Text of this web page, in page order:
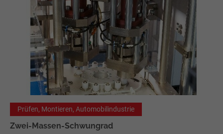
Prüfen, Montieren, Automobilindustrie
Zwei-Massen-Schwungrad